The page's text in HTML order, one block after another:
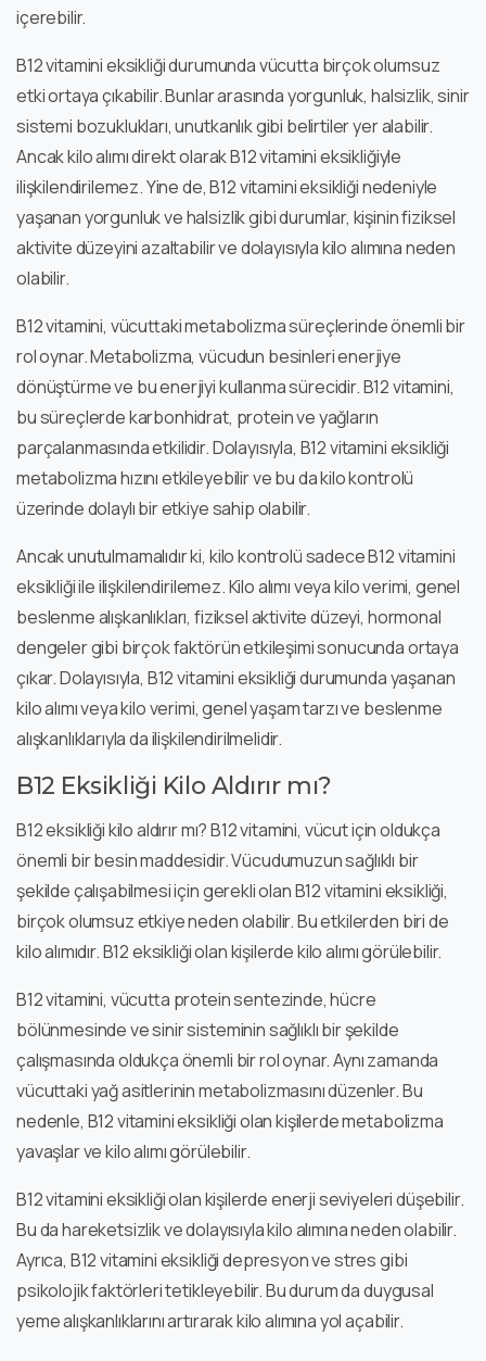
içerebilir.
B12 vitamini eksikliği durumunda vücutta birçok olumsuz
etki ortaya çıkabilir. Bunlar arasında yorgunluk, halsizlik, sinir
sistemi bozuklukları, unutkanlık gibi belirtiler yer alabilir.
Ancak kilo alımı direkt olarak B12 vitamini eksikliğiyle
ilişkilendirilemez. Yine de, B12 vitamini eksikliği nedeniyle
yaşanan yorgunluk ve halsizlik gibi durumlar, kişinin fiziksel
aktivite düzeyini azaltabilir ve dolayısıyla kilo alımına neden
olabilir.
B12 vitamini, vücuttaki metabolizma süreçlerinde önemli bir
rol oynar. Metabolizma, vücudun besinleri enerjiye
dönüştürme ve bu enerjiyi kullanma sürecidir. B12 vitamini,
bu süreçlerde karbonhidrat, protein ve yağların
parçalanmasında etkilidir. Dolayısıyla, B12 vitamini eksikliği
metabolizma hızını etkileyebilir ve bu da kilo kontrolü
üzerinde dolaylı bir etkiye sahip olabilir.
Ancak unutulmamalıdır ki, kilo kontrolü sadece B12 vitamini
eksikliği ile ilişkilendirilemez. Kilo alımı veya kilo verimi, genel
beslenme alışkanlıkları, fiziksel aktivite düzeyi, hormonal
dengeler gibi birçok faktörün etkileşimi sonucunda ortaya
çıkar. Dolayısıyla, B12 vitamini eksikliği durumunda yaşanan
kilo alımı veya kilo verimi, genel yaşam tarzı ve beslenme
alışkanlıklarıyla da ilişkilendirilmelidir.
B12 Eksikliği Kilo Aldırır mı?
B12 eksikliği kilo aldırır mı? B12 vitamini, vücut için oldukça
önemli bir besin maddesidir. Vücudumuzun sağlıklı bir
şekilde çalışabilmesi için gerekli olan B12 vitamini eksikliği,
birçok olumsuz etkiye neden olabilir. Bu etkilerden biri de
kilo alımıdır. B12 eksikliği olan kişilerde kilo alımı görülebilir.
B12 vitamini, vücutta protein sentezinde, hücre
bölünmesinde ve sinir sisteminin sağlıklı bir şekilde
çalışmasında oldukça önemli bir rol oynar. Aynı zamanda
vücuttaki yağ asitlerinin metabolizmasını düzenler. Bu
nedenle, B12 vitamini eksikliği olan kişilerde metabolizma
yavaşlar ve kilo alımı görülebilir.
B12 vitamini eksikliği olan kişilerde enerji seviyeleri düşebilir.
Bu da hareketsizlik ve dolayısıyla kilo alımına neden olabilir.
Ayrıca, B12 vitamini eksikliği depresyon ve stres gibi
psikolojik faktörleri tetikleyebilir. Bu durum da duygusal
yeme alışkanlıklarını artırarak kilo alımına yol açabilir.